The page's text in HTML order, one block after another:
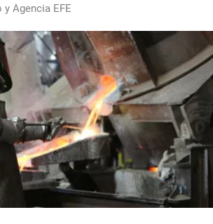
Agencia EFE